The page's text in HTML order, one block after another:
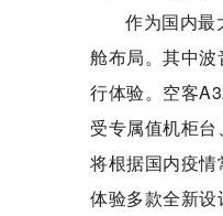
作为国内最
舱布局。其中
行体验。空客
受专属值机柜
将根据国内疫
体验多款全新